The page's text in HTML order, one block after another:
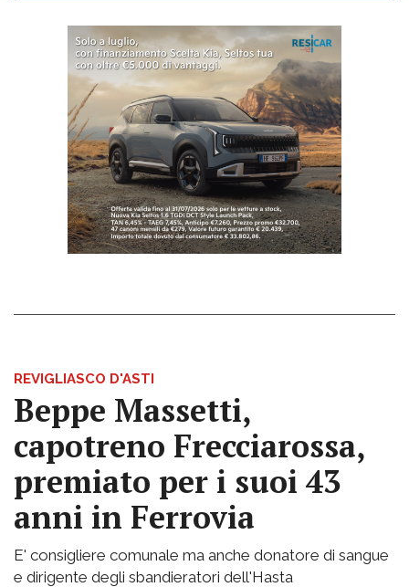
REVIGLIASCO D'ASTI
Beppe Massetti,
capotreno Frecciarossa,
premiato per i suoi 43
anni in Ferrovia
E' consigliere comunale ma anche donatore di sangue
e dirigente degli sbandieratori dell'Hasta